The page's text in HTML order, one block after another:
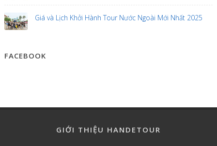
Giá và Lịch Khởi Hành Tour Nước Ngoài Mới Nhất 2025
FACEBOOK
GIỚI THIỆU HANDETOUR